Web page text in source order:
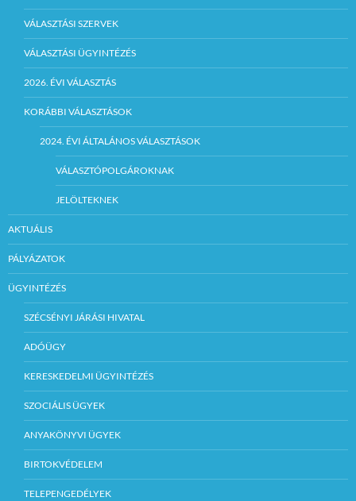
VÁLASZTÁSI SZERVEK
VÁLASZTÁSI ÜGYINTÉZÉS
2026. ÉVI VÁLASZTÁS
KORÁBBI VÁLASZTÁSOK
2024. ÉVI ÁLTALÁNOS VÁLASZTÁSOK
VÁLASZTÓPOLGÁROKNAK
JELÖLTEKNEK
AKTUÁLIS
PÁLYÁZATOK
ÜGYINTÉZÉS
SZÉCSÉNYI JÁRÁSI HIVATAL
ADÓÜGY
KERESKEDELMI ÜGYINTÉZÉS
SZOCIÁLIS ÜGYEK
ANYAKÖNYVI ÜGYEK
BIRTOKVÉDELEM
TELEPENGEDÉLYEK